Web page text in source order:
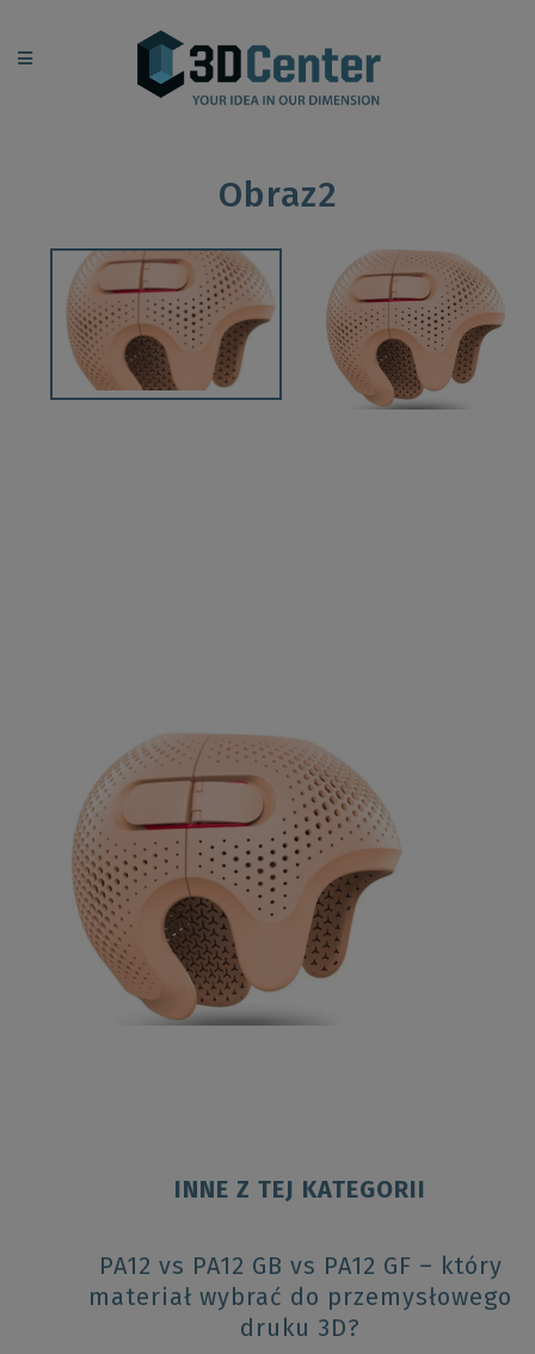
Obraz2
INNE Z TEJ KATEGORII
PA12 vs PA12 GB vs PA12 GF – który
materiał wybrać do przemysłowego
druku 3D?